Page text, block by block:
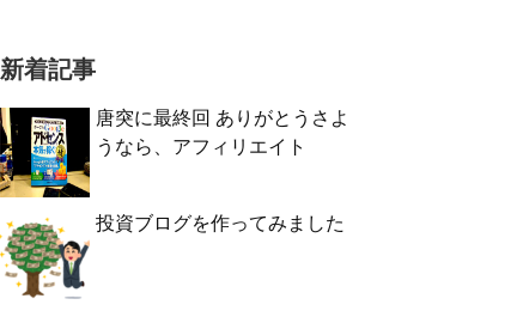
新着記事
唐突に最終回 ありがとうさよ
うなら、アフィリエイト
投資ブログを作ってみました